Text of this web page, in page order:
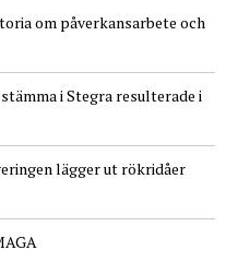
om påverkansarbete och
i Stegra resulterade i
lägger ut rökridåer